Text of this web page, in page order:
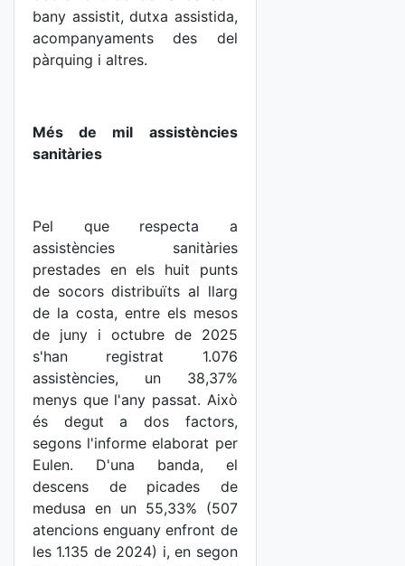
bany assistit, dutxa assistida,
acompanyaments des del
pàrquing i altres.
Més de mil assistències
sanitàries
Pel que respecta a
assistències sanitàries
prestades en els huit punts
de socors distribuïts al llarg
de la costa, entre els mesos
de juny i octubre de 2025
s'han registrat 1.076
assistències, un 38,37%
menys que l'any passat. Això
és degut a dos factors,
segons l'informe elaborat per
Eulen. D'una banda, el
descens de picades de
medusa en un 55,33% (507
atencions enguany enfront de
les 1.135 de 2024) i, en segon